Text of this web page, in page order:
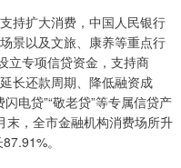
扩大消费，中国人民银行
景以及文旅、康养等重点行
立专项信贷资金，支持商
长还款周期、降低融资成
电贷”“敬老贷”等专属信贷产
末，全市金融机构消费场所升
。